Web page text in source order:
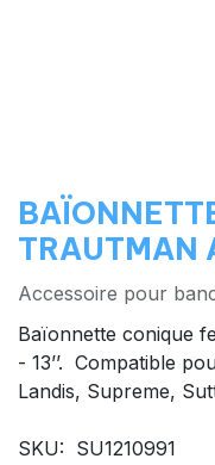
TRAUTMAN
Accessoire pour
Baïonnette conique
- 13’’. Compatible
Landis, Supreme,
SKU: SU1210991